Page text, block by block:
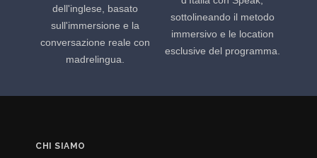
dell'inglese, basato
sull'immersione e la
conversazione reale con
madrelingua.
sottolineando il metodo
immersivo e le location
esclusive del programma.
CHI SIAMO